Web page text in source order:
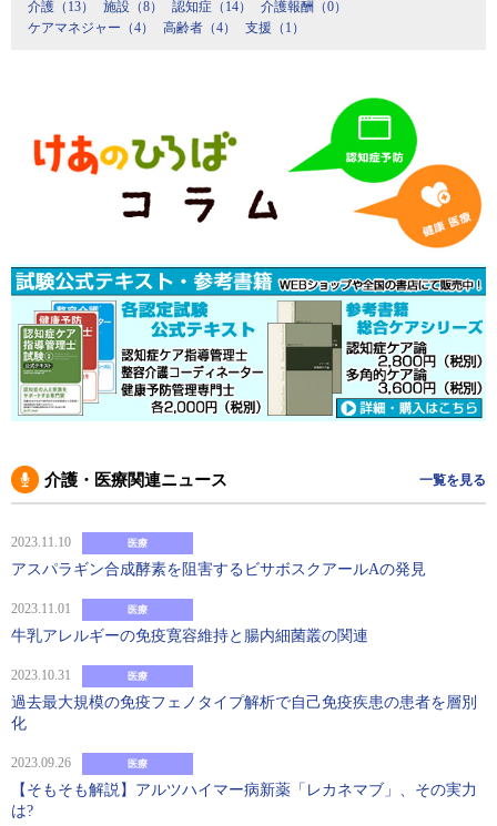
介護（13） 施設（8） 認知症（14）
介護報酬（0）
ケアマネジャー（4）
高齢者（4） 支援（1）
介護・医療関連ニュース 一覧を見る
2023.11.10 医療
アスパラギン合成酵素を阻害するビサボスクアールAの発見
2023.11.01 医療
牛乳アレルギーの免疫寛容維持と腸内細菌叢の関連
2023.10.31 医療
過去最大規模の免疫フェノタイプ解析で自己免疫疾患の患者を層別
化
2023.09.26 医療
【そもそも解説】アルツハイマー病新薬「レカネマブ」、その実力
は?